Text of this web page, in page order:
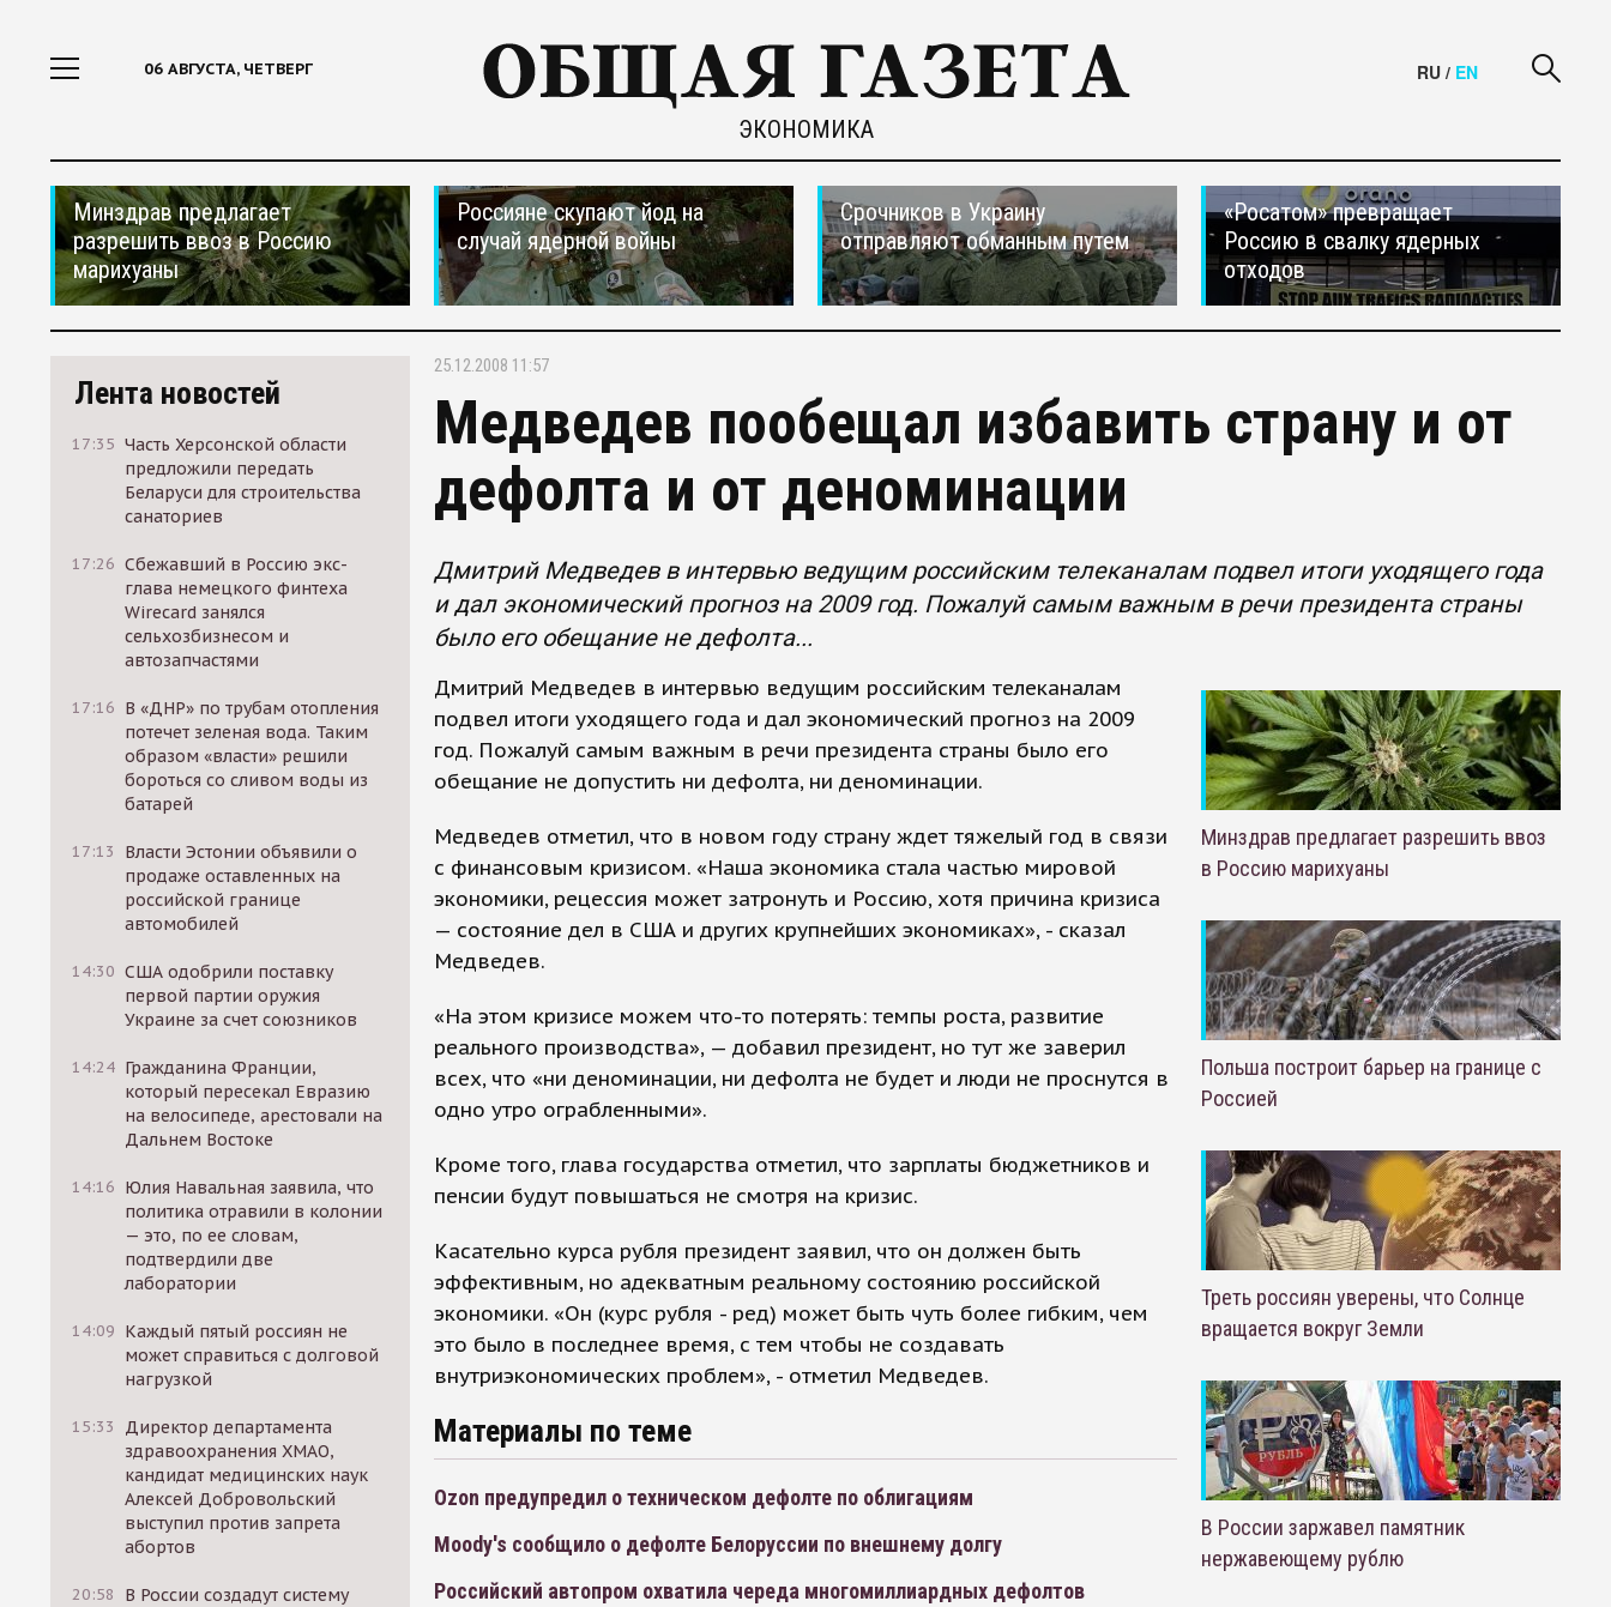
06 АВГУСТА, ЧЕТВЕРГ
ЭКОНОМИКА
RU / EN
Минздрав предлагает
разрешить ввоз в Россию
марихуаны
Россияне скупают йод на
случай ядерной войны
Срочников в Украину
отправляют обманным путем
«Росатом» превращает
Россию в свалку ядерных
отходов
Лента новостей
17:35 Часть Херсонской области
предложили передать
Беларуси для строительства
санаториев
17:26 Сбежавший в Россию экс-
глава немецкого финтеха
Wirecard занялся
сельхозбизнесом и
автозапчастями
17:16 В «ДНР» по трубам отопления
потечет зеленая вода. Таким
образом «власти» решили
бороться со сливом воды из
батарей
17:13
Власти Эстонии объявили о
продаже оставленных на
российской границе
автомобилей
14:30 США одобрили поставку
первой партии оружия
Украине за счет союзников
14:24 Гражданина Франции,
который пересекал Евразию
на велосипеде, арестовали на
Дальнем Востоке
14:16 Юлия Навальная заявила, что
политика отравили в колонии
— это, по ее словам,
подтвердили две
лаборатории
14:09 Каждый пятый россиян не
может справиться с долговой
нагрузкой
15:33
Директор департамента
здравоохранения ХМАО,
кандидат медицинских наук
Алексей Добровольский
выступил против запрета
абортов
20:58
В России создадут систему
25.12.2008 11:57
Медведев пообещал избавить страну и от
дефолта и от деноминации
Дмитрий Медведев в интервью ведущим российским телеканалам подвел итоги уходящего года
и дал экономический прогноз на 2009 год. Пожалуй самым важным в речи президента страны
было его обещание не дефолта...
Дмитрий Медведев в интервью ведущим российским телеканалам
подвел итоги уходящего года и дал экономический прогноз на 2009
год. Пожалуй самым важным в речи президента страны было его
обещание не допустить ни дефолта, ни деноминации.
Медведев отметил, что в новом году страну ждет тяжелый год в связи
с финансовым кризисом. «Наша экономика стала частью мировой
экономики, рецессия может затронуть и Россию, хотя причина кризиса
— состояние дел в США и других крупнейших экономиках», - сказал
Медведев.
«На этом кризисе можем что-то потерять: темпы роста, развитие
реального производства», — добавил президент, но тут же заверил
всех, что «ни деноминации, ни дефолта не будет и люди не проснутся в
одно утро ограбленными».
Кроме того, глава государства отметил, что зарплаты бюджетников и
пенсии будут повышаться не смотря на кризис.
Касательно курса рубля президент заявил, что он должен быть
эффективным, но адекватным реальному состоянию российской
экономики. «Он (курс рубля - ред) может быть чуть более гибким, чем
это было в последнее время, с тем чтобы не создавать
внутриэкономических проблем», - отметил Медведев.
Материалы по теме
Ozon предупредил о техническом дефолте по облигациям
Moody's сообщило о дефолте Белоруссии по внешнему долгу
Российский автопром охватила череда многомиллиардных дефолтов
Минздрав предлагает разрешить ввоз
в Россию марихуаны
Польша построит барьер на границе с
Россией
Треть россиян уверены, что Солнце
вращается вокруг Земли
В России заржавел памятник
нержавеющему рублю